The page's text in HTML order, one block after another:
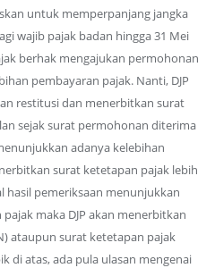
untuk memperpanjang jangka
wajib pajak badan hingga 31 Mei
berhak mengajukan permohonan
pembayaran pajak. Nanti, DJP
restitusi dan menerbitkan surat
sejak surat permohonan diterima
adanya kelebihan
surat ketetapan pajak lebih
hasil pemeriksaan menunjukkan
maka DJP akan menerbitkan
ataupun surat ketetapan pajak
di atas, ada pula ulasan mengenai